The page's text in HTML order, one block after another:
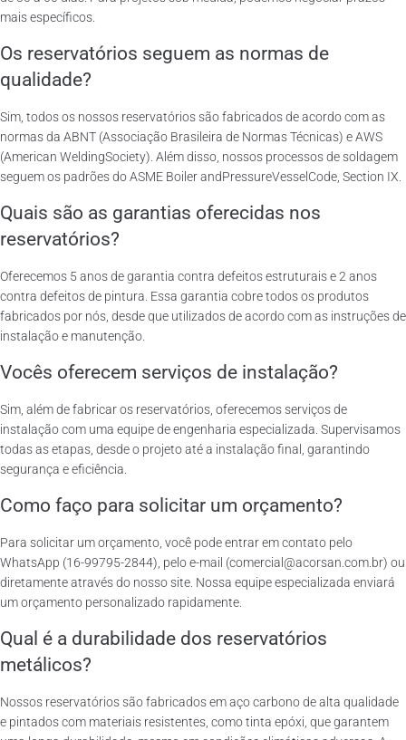
mais específicos.
Os reservatórios seguem as normas de
qualidade?
Sim, todos os nossos reservatórios são fabricados de acordo com as
normas da ABNT (Associação Brasileira de Normas Técnicas) e AWS
(American WeldingSociety). Além disso, nossos processos de soldagem
seguem os padrões do ASME Boiler andPressureVesselCode, Section IX.
Quais são as garantias oferecidas nos
reservatórios?
Oferecemos 5 anos de garantia contra defeitos estruturais e 2 anos
contra defeitos de pintura. Essa garantia cobre todos os produtos
fabricados por nós, desde que utilizados de acordo com as instruções de
instalação e manutenção.
Vocês oferecem serviços de instalação?
Sim, além de fabricar os reservatórios, oferecemos serviços de
instalação com uma equipe de engenharia especializada. Supervisamos
todas as etapas, desde o projeto até a instalação final, garantindo
segurança e eficiência.
Como faço para solicitar um orçamento?
Para solicitar um orçamento, você pode entrar em contato pelo
WhatsApp (16-99795-2844), pelo e-mail (comercial@acorsan.com.br) ou
diretamente através do nosso site. Nossa equipe especializada enviará
um orçamento personalizado rapidamente.
Qual é a durabilidade dos reservatórios
metálicos?
Nossos reservatórios são fabricados em aço carbono de alta qualidade
e pintados com materiais resistentes, como tinta epóxi, que garantem